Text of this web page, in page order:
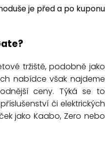
je před a po kuponu
tržiště, podobně jako
nabídce však najdeme
ceny. Týká se to
či elektrických
jako Kaabo, Zero nebo